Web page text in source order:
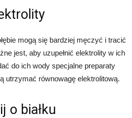
mogą się bardziej męczyć i tracić
jest, aby uzupełnić elektrolity w ich
do ich wody specjalne preparaty
utrzymać równowagę elektrolitową.
o białku